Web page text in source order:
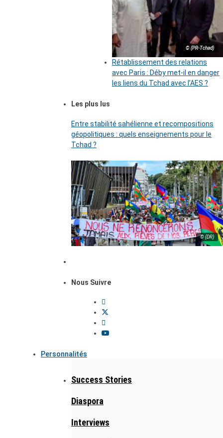
© (PR-Tchad)
Rétablissement des relations
avec Paris : Déby met-il en danger
les liens du Tchad avec l’AES ?
Les plus lus
Entre stabilité sahélienne et recompositions
géopolitiques : quels enseignements pour le
Tchad ?
© (DR)
Nous Suivre
Personnalités
Success Stories
Diaspora
Interviews